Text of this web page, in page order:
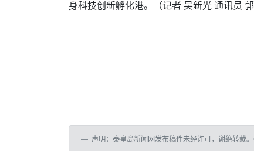
身科技创新孵化港。
（记者 吴新光 通讯员 郭
声明：秦皇岛新闻网发布稿件未经许可，谢绝转载